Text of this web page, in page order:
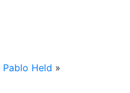
Held »